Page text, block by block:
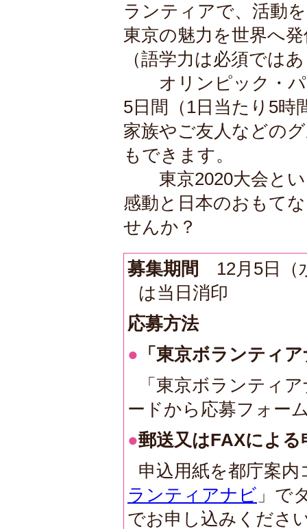
ランティアで、活動
東京の魅力を世界へ
（語学力は必須では
オリンピック・パ
5日間（1日当たり5時
家族やご友人などの
もできます。
東京2020大会とい
感動と日本のおもて
せんか？
募集期間
12月5日
は当日消印
応募方法
● 「東京ボランティ
「東京ボランティ
ードから応募フォー
●郵送又はFAXによる
申込用紙を都庁案
ランティアナビ 」で
でお申し込みくださ